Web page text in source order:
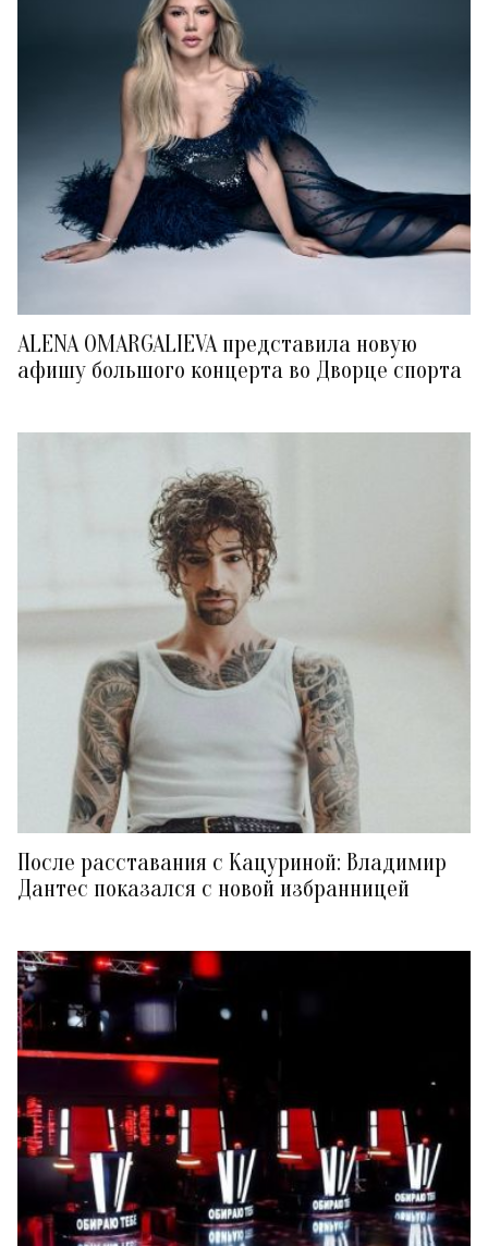
ALENA OMARGALIEVA представила новую
афишу большого концерта во Дворце спорта
После расставания с Кацуриной: Владимир
Дантес показался с новой избранницей